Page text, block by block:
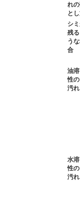
れ
と
シ
残る
う
合
油溶
性の
汚れ
水溶
性の
汚れ